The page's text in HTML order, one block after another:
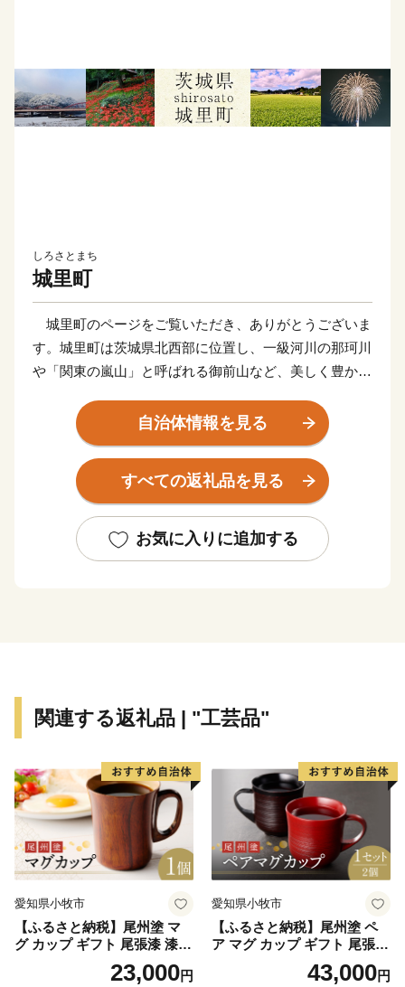
しろさとまち
城里町
城里町のページをご覧いただき、ありがとうございま
す。城里町は茨城県北西部に位置し、一級河川の那珂川
や「関東の嵐山」と呼ばれる御前山など、美しく豊かな
豊かな自然を生かして、日本一を受賞したお米「なな
かいの里コシヒカリ」や古内茶、レッドポアローなど多
彩な農産物がつくられています。また、キャンプやハイ
を満喫することができます。
自治体情報を見る
すべての返礼品を見る
お気に入りに追加する
関連する返礼品 | "工芸品"
愛知県小牧市
【ふるさと納税】尾州塗 マ
グ カップ ギフト 尾張漆 漆
漆器 漆器工芸 工芸品 芸術性
実用性 抗菌性 美味しく安全
23,000円
愛知県小牧市
【ふるさと納税】尾州塗 ペ
ア マグ カップ ギフト 尾張漆
漆 漆器 漆器工芸 工芸品 芸術
性 実用性 抗菌性 美味しく安
43,000円